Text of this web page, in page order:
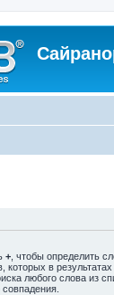
+ , чтобы определить
которых в
любого слова из